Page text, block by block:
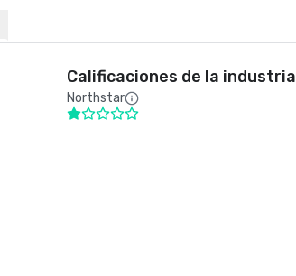
Calificaciones de la industria
Northstar